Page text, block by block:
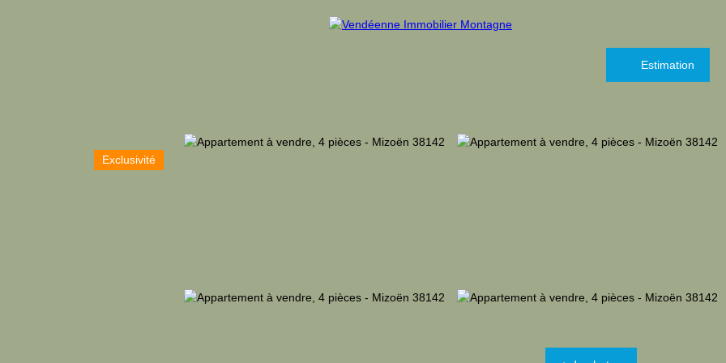
Estimation
Exclusivité